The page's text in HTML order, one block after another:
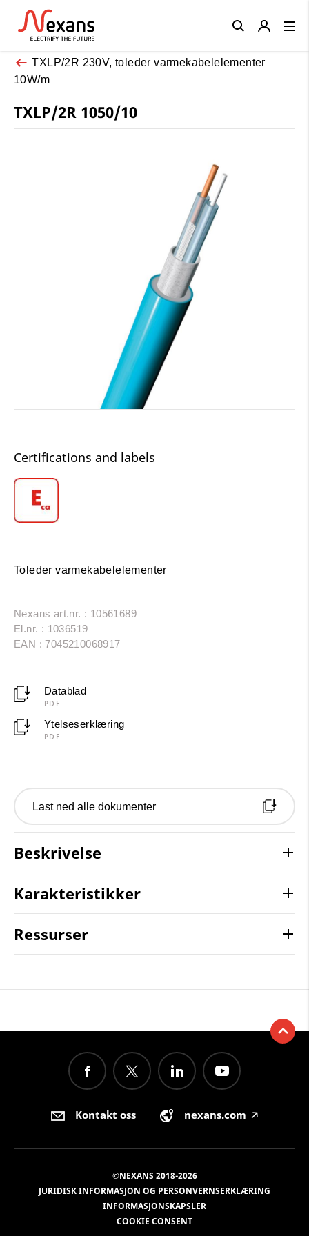
TXLP/2R 230V, toleder varmekabelelementer
10W/m
TXLP/2R 1050/10
Certifications and labels
Toleder varmekabelelementer
Nexans art.nr. : 10561689
El.nr. : 1036519
EAN : 7045210068917
Datablad
PDF
Ytelseserklæring
PDF
Last ned alle dokumenter
Beskrivelse
Karakteristikker
Ressurser
Close
Kontakt oss nexans.com 🡥
©NEXANS 2018-2026
JURIDISK INFORMASJON OG PERSONVERNSERKLÆRING
INFORMASJONSKAPSLER
COOKIE CONSENT